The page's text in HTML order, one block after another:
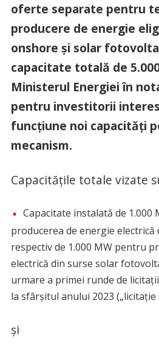
oferte separate pentru
producere de energie
onshore și solar
capacitate totală de
Ministerul Energiei în
pentru investitorii
funcțiune noi capacități
mecanism.
Capacitățile totale vizate
Capacitate instalată de 1.000
producerea de energie
respectiv de 1.000 MW pentru
electrică din surse solar
urmare a primei runde de
la sfârșitul anului 2023 („licitaţie
și